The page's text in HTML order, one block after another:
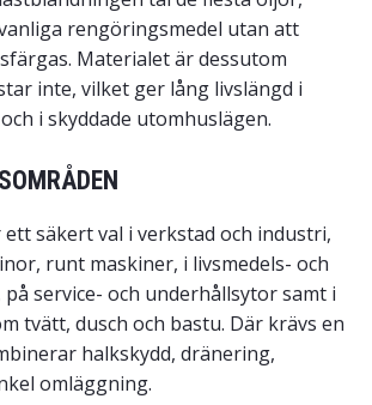
rengöringsmedel utan att
Materialet är dessutom
inte, vilket ger lång livslängd i
i skyddade utomhuslägen.
säkert val i verkstad och industri,
runt maskiner, i livsmedels- och
service- och underhållsytor samt i
tvätt, dusch och bastu. Där krävs en
halkskydd, dränering,
omläggning.